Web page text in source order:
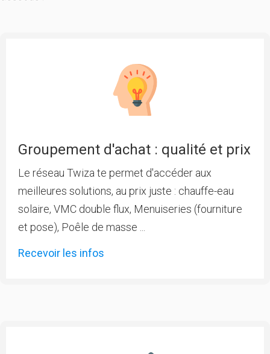
Groupement d'achat : qualité et prix
Le réseau Twiza te permet d'accéder aux
meilleures solutions, au prix juste : chauffe-eau
solaire, VMC double flux, Menuiseries (fourniture
et pose), Poêle de masse ...
Recevoir les infos